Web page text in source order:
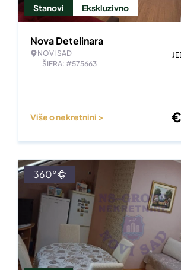
Stanovi Ekskluzivno
Nova Detelinara
NOVI SAD
ŠIFRA: #575663
Više o nekretnini > €
360°